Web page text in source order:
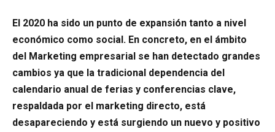
El 2020 ha sido un punto de expansión tanto a nivel
económico como social. En concreto, en el ámbito
del Marketing empresarial se han detectado grandes
cambios ya que la tradicional dependencia del
calendario anual de ferias y conferencias clave,
respaldada por el marketing directo, está
desapareciendo y está surgiendo un nuevo y positivo